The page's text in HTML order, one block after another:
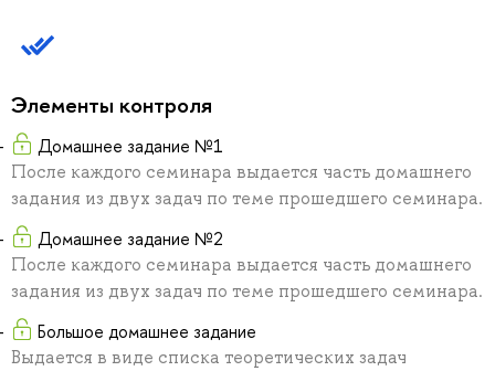
Элементы контроля
Домашнее задание №1
После каждого семинара выдается часть домашнего
задания из двух задач по теме прошедшего семинара.
Домашнее задание №2
После каждого семинара выдается часть домашнего
задания из двух задач по теме прошедшего семинара.
Большое домашнее задание
Выдается в виде списка теоретических задач